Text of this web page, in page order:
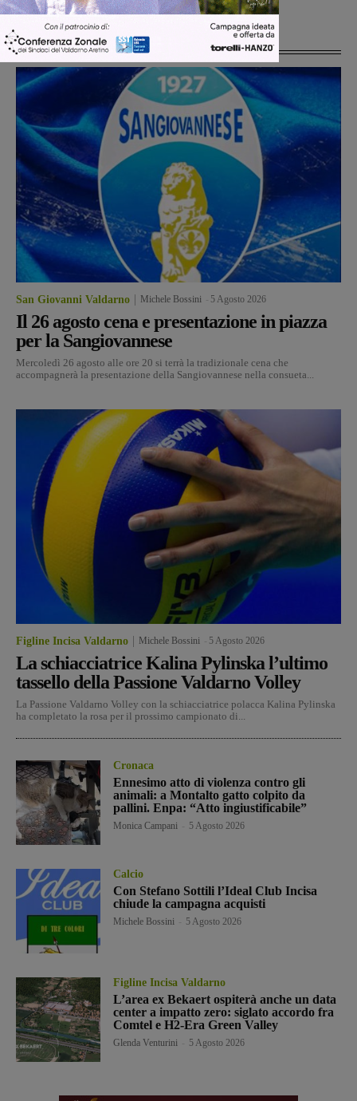
Ultime Notizie
San Giovanni Valdarno Michele Bossini 5 Agosto 2026
Il 26 agosto cena e presentazione in piazza
per la Sangiovannese
Mercoledì 26 agosto alle ore 20 si terrà la tradizionale cena che
accompagnerà la presentazione della Sangiovannese nella consueta...
Figline Incisa Valdarno Michele Bossini 5 Agosto 2026
La schiacciatrice Kalina Pylinska l’ultimo
tassello della Passione Valdarno Volley
La Passione Valdarno Volley con la schiacciatrice polacca Kalina Pylinska
ha completato la rosa per il prossimo campionato di...
Cronaca
Ennesimo atto di violenza contro gli
animali: a Montalto gatto colpito da
pallini. Enpa: “Atto ingiustificabile”
Monica Campani 5 Agosto 2026
Calcio
Con Stefano Sottili l’Ideal Club Incisa
chiude la campagna acquisti
Michele Bossini 5 Agosto 2026
Figline Incisa Valdarno
L’area ex Bekaert ospiterà anche un data
center a impatto zero: siglato accordo fra
Comtel e H2-Era Green Valley
Glenda Venturini 5 Agosto 2026